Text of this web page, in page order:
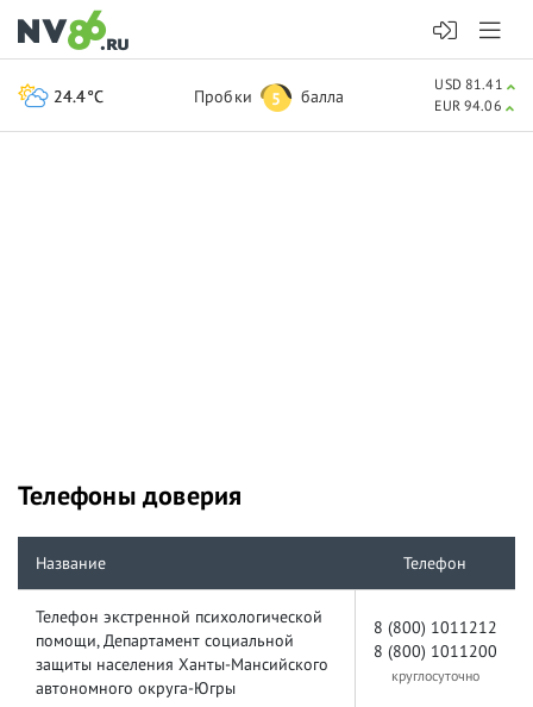
Телефоны доверия
Название Телефон
Телефон экстренной психологической
помощи, Департамент социальной
защиты населения Ханты-Мансийского
автономного округа-Югры
8 (800) 1011212
8 (800) 1011200
круглосуточно
24.4°C Пробки 5 балла
USD 81.41
EUR 94.06